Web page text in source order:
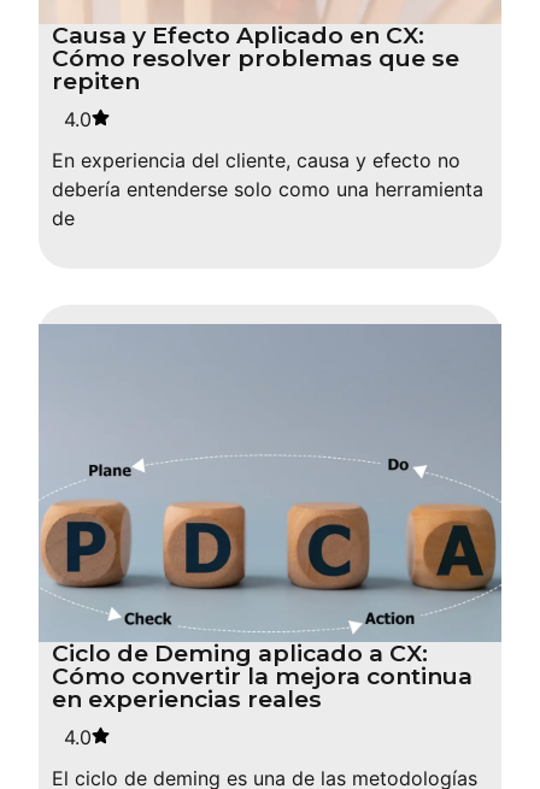
Causa y Efecto Aplicado en CX:
Cómo resolver problemas que se
repiten
4.0
En experiencia del cliente, causa y efecto no
debería entenderse solo como una herramienta
de
Ciclo de Deming aplicado a CX:
Cómo convertir la mejora continua
en experiencias reales
4.0
El ciclo de deming es una de las metodologías